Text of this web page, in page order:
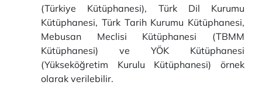
(Türkiye Kütüphanesi), Türk Dil Kurumu
Kütüphanesi, Türk Tarih Kurumu Kütüphanesi,
Mebusan Meclisi Kütüphanesi (TBMM
Kütüphanesi) ve YÖK Kütüphanesi
(Yükseköğretim Kurulu Kütüphanesi) örnek
olarak verilebilir.